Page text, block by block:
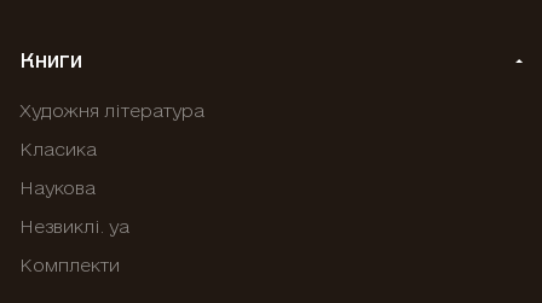
Книги
Художня література
Класика
Наукова
Незвиклі. уа
Комплекти